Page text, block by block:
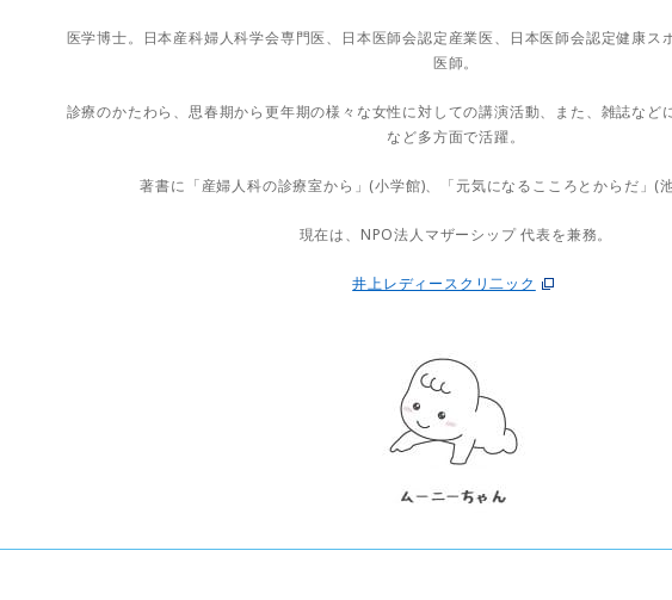
医学博士。日本産科婦人科学会専門医、日本医師会認定産業医、日本医師会認定健康ス
医師。
診療のかたわら、思春期から更年期の様々な女性に対しての講演活動、また、雑誌など
など多方面で活躍。
著書に「産婦人科の診療室から」(小学館)、「元気になるこころとからだ」(池
現在は、NPO法人マザーシップ 代表を兼務。
井上レディースクリ二ック